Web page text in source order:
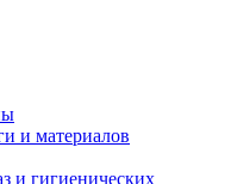
и материалов
и гигиенических